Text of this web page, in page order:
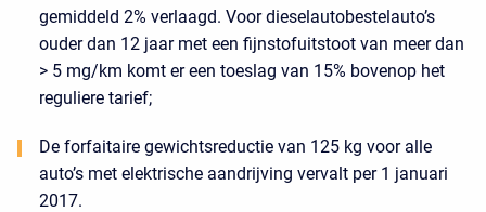
gemiddeld 2% verlaagd. Voor dieselautobestelauto’s
ouder dan 12 jaar met een fijnstofuitstoot van meer dan
> 5 mg/km komt er een toeslag van 15% bovenop het
reguliere tarief;
De forfaitaire gewichtsreductie van 125 kg voor alle
auto’s met elektrische aandrijving vervalt per 1 januari
2017.